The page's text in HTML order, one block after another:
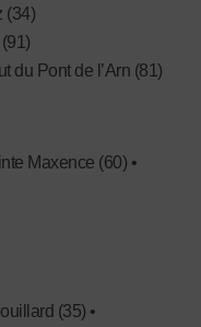
(34)
du Pont de l’Arn (81)
Maxence (60) •
(35) •